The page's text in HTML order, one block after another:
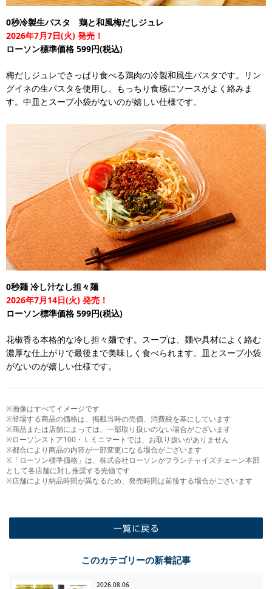
0秒冷製生パスタ 鶏と和風梅だしジュレ
2026年7月7日(火) 発売！
ローソン標準価格 599円(税込)
梅だしジュレでさっぱり食べる鶏肉の冷製和風生パスタです。リン
グイネの生パスタを使用し、もっちり食感にソースがよく絡みま
す。中皿とスープ小袋がないのが嬉しい仕様です。
0秒麺 冷し汁なし担々麺
2026年7月14日(火) 発売！
ローソン標準価格 599円(税込)
花椒香る本格的な冷し担々麺です。スープは、麺や具材によく絡む
濃厚な仕上がりで最後まで美味しく食べられます。皿とスープ小袋
がないのが嬉しい仕様です。
※画像はすべてイメージです
※登場する商品の価格は、掲載当時の売価、消費税を基にしています
※商品または店舗によっては、一部取り扱いのない場合がございます
※ローソンストア100・Ｌミニマートでは、お取り扱いがありません
※都合により商品の内容が一部変更になる場合がございます
※「ローソン標準価格」は、株式会社ローソンがフランチャイズチェーン本部
として各店舗に対し推奨する売価です
※店舗により納品時間が異なるため、発売時間は前後する場合がございます
このカテゴリーの新着記事
2026.08.06